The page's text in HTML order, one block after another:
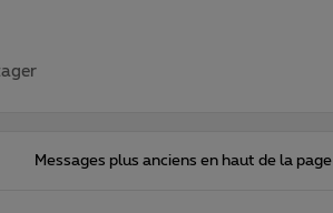
Messages plus anciens en haut de la page